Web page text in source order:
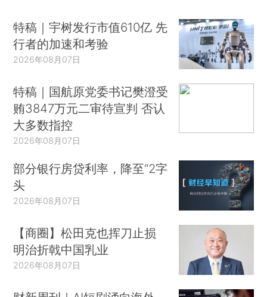
特稿｜宇树发行市值610亿 先
行者的加速和考验
2026年08月07日
特稿｜国航原党委书记樊澄受
贿3847万元二审待宣判 否认
大多数指控
2026年08月07日
部分银行房贷利率，降至“2字
头
2026年08月07日
【商圈】松田克也挥刀止损
明治折戟中国乳业
2026年08月07日